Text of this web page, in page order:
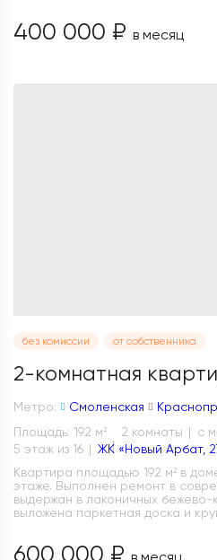
400 000 ₽ в месяц
без комиссии от собственника
2-комнатная
Метро: Смоленская
Площадь: 192 м 2 2 комнаты
с
5 этаж из 16
ЖК «Новый Арбат,
Квартира площадью 192 м² в
этаже. Выполнен ремонт в
выдержан в лаконичных бежево-
выложена паркетная доска и
600 000 ₽